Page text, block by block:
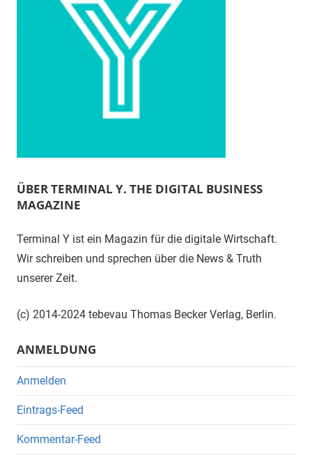
ÜBER TERMINAL Y. THE DIGITAL BUSINESS
MAGAZINE
Terminal Y ist ein Magazin für die digitale Wirtschaft.
Wir schreiben und sprechen über die News & Truth
unserer Zeit.
(c) 2014-2024 tebevau Thomas Becker Verlag, Berlin.
ANMELDUNG
Anmelden
Eintrags-Feed
Kommentar-Feed